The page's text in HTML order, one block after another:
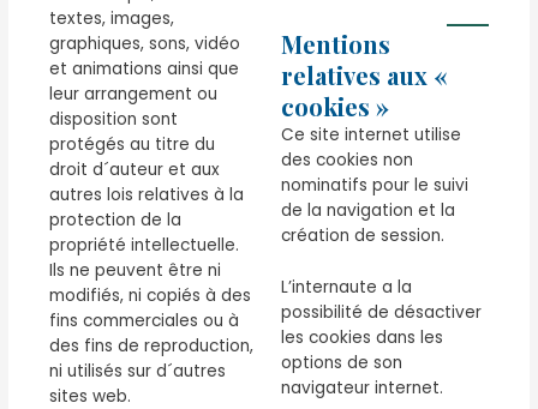
textes, images,
graphiques, sons, vidéo
et animations ainsi que
leur arrangement ou
disposition sont
protégés au titre du
droit d´auteur et aux
autres lois relatives à la
protection de la
propriété intellectuelle.
Ils ne peuvent être ni
modifiés, ni copiés à des
fins commerciales ou à
des fins de reproduction,
ni utilisés sur d´autres
sites web.
Mentions
relatives aux «
cookies »
Ce site internet utilise
des cookies non
nominatifs pour le suivi
de la navigation et la
création de session.
L’internaute a la
possibilité de désactiver
les cookies dans les
options de son
navigateur internet.